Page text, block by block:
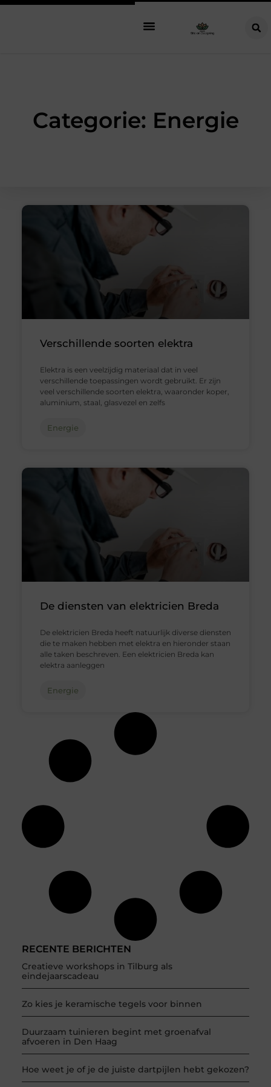
Categorie: Energie
RECENTE BERICHTEN
Creatieve workshops in Tilburg als
eindejaarscadeau
Zo kies je keramische tegels voor binnen
Duurzaam tuinieren begint met groenafval
afvoeren in Den Haag
Hoe weet je of je de juiste dartpijlen hebt gekozen?
Verschillende soorten elektra
Elektra is een veelzijdig materiaal dat in veel
verschillende toepassingen wordt gebruikt. Er zijn
veel verschillende soorten elektra, waaronder koper,
aluminium, staal, glasvezel en zelfs
Energie
De diensten van elektricien Breda
De elektricien Breda heeft natuurlijk diverse diensten
die te maken hebben met elektra en hieronder staan
alle taken beschreven. Een elektricien Breda kan
elektra aanleggen
Energie